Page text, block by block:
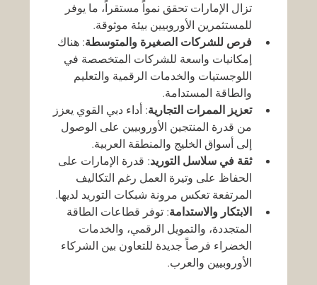
تزال الإمارات تحقق نمواً مستقراً، ما يوفر
للمستثمرين الأوروبيين بيئة موثوقة.
فرص للشركات الصغيرة والمتوسطة: هناك
إمكانيات واسعة للشركات المتخصصة في
اللوجستيات والخدمات الرقمية والتعليم
والطاقة المستدامة.
تعزيز الممرات التجارية: أداء دبي القوي يعزز
من قدرة المنتجين الأوروبيين على الوصول
إلى أسواق الخليج والمنطقة العربية.
ثقة في سلاسل التوريد: قدرة الإمارات على
الحفاظ على وتيرة العمل رغم التكاليف
المرتفعة تعكس مرونة شبكات التوريد لديها.
الابتكار والاستدامة: توفر قطاعات الطاقة
المتجددة، والتمويل الرقمي، والخدمات
الخضراء فرصاً جديدة للتعاون بين الشركاء
الأوروبيين والعرب.